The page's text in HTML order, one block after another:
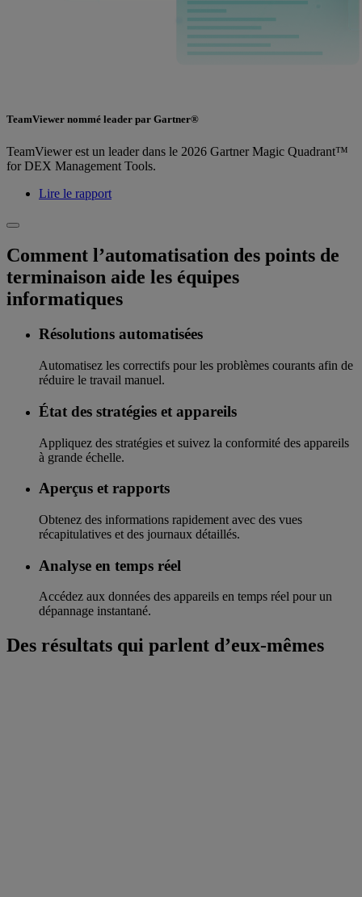
TeamViewer nommé leader par Gartner®
TeamViewer est un leader dans le 2026 Gartner Magic Quadrant™
for DEX Management Tools.
Lire le rapport
Comment l’automatisation des points de
terminaison aide les équipes
informatiques
Résolutions automatisées
Automatisez les correctifs pour les problèmes courants afin de
réduire le travail manuel.
État des stratégies et appareils
Appliquez des stratégies et suivez la conformité des appareils
à grande échelle.
Aperçus et rapports
Obtenez des informations rapidement avec des vues
récapitulatives et des journaux détaillés.
Analyse en temps réel
Accédez aux données des appareils en temps réel pour un
dépannage instantané.
Des résultats qui parlent d’eux-mêmes